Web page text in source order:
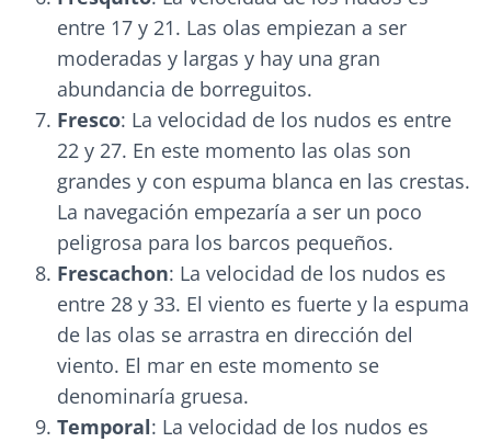
entre 17 y 21. Las olas empiezan a ser
moderadas y largas y hay una gran
abundancia de borreguitos.
Fresco: La velocidad de los nudos es entre
22 y 27. En este momento las olas son
grandes y con espuma blanca en las crestas.
La navegación empezaría a ser un poco
peligrosa para los barcos pequeños.
Frescachon: La velocidad de los nudos es
entre 28 y 33. El viento es fuerte y la espuma
de las olas se arrastra en dirección del
viento. El mar en este momento se
denominaría gruesa.
Temporal: La velocidad de los nudos es